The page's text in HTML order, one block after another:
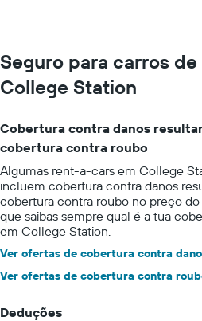
Seguro para carros
College Station
Cobertura contra danos
cobertura contra roubo
Algumas rent-a-cars em College
incluem cobertura contra danos
cobertura contra roubo no preço
que saibas sempre qual é a tua
em College Station.
Ver ofertas de cobertura contra
Ver ofertas de cobertura contra
Deduções